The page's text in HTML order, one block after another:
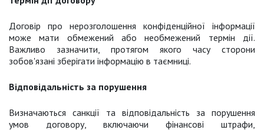
Договір про нерозголошення конфіденційної інформації
може мати обмежений або необмежений термін дії.
Важливо зазначити, протягом якого часу сторони
зобов'язані зберігати інформацію в таємниці.
Відповідальність за порушення
Визначаються санкції та відповідальність за порушення
умов договору, включаючи фінансові штрафи,